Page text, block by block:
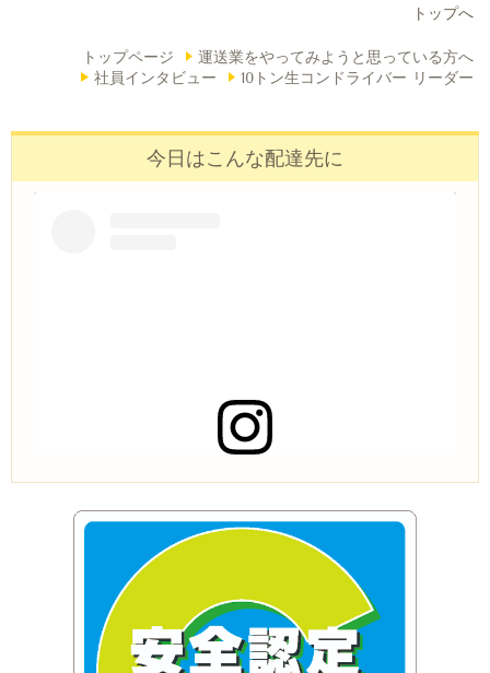
トップへ
トップページ
運送業をやってみようと思っている方へ
社員インタビュー
10トン生コンドライバー リーダー
今日はこんな配達先に
この投稿をInstagramで見る